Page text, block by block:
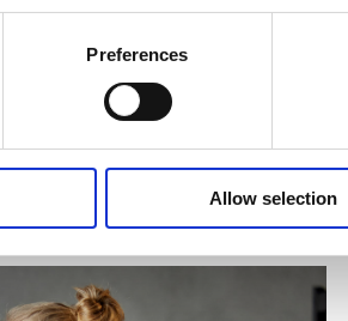
Preferences
Allow selection